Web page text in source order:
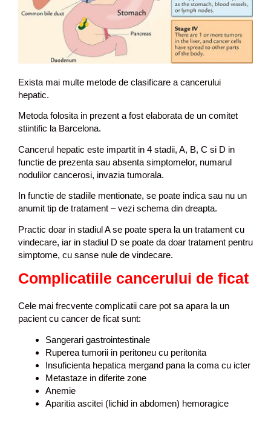
Exista mai multe metode de clasificare a cancerului
hepatic.
Metoda folosita in prezent a fost elaborata de un comitet
stiintific la Barcelona.
Cancerul hepatic este impartit in 4 stadii, A, B, C si D in
functie de prezenta sau absenta simptomelor, numarul
nodulilor cancerosi, invazia tumorala.
In functie de stadiile mentionate, se poate indica sau nu un
anumit tip de tratament – vezi schema din dreapta.
Practic doar in stadiul A se poate spera la un tratament cu
vindecare, iar in stadiul D se poate da doar tratament pentru
simptome, cu sanse nule de vindecare.
Complicatiile cancerului de ficat
Cele mai frecvente complicatii care pot sa apara la un
pacient cu cancer de ficat sunt:
Sangerari gastrointestinale
Ruperea tumorii in peritoneu cu peritonita
Insuficienta hepatica mergand pana la coma cu icter
Metastaze in diferite zone
Anemie
Aparitia ascitei (lichid in abdomen) hemoragice